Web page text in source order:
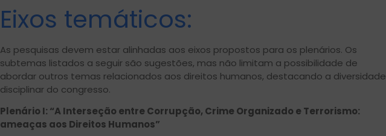
Eixos temáticos:
As pesquisas devem estar alinhadas aos eixos propostos para os plenários. Os
subtemas listados a seguir são sugestões, mas não limitam a possibilidade de
abordar outros temas relacionados aos direitos humanos, destacando a diversidade
disciplinar do congresso.
Plenário I: “A Interseção entre Corrupção, Crime Organizado e Terrorismo:
ameaças aos Direitos Humanos”